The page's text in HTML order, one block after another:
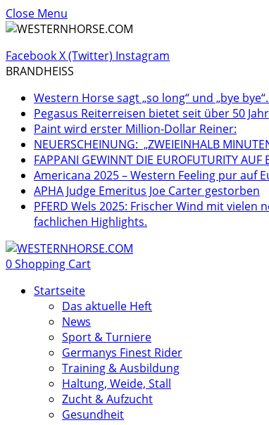
Close Menu
FacebookX (Twitter) Instagram
BRANDHEISS
Western Horse sagt „so long“ und „bye
Pegasus Reiterreisen bietet seit über 50
Paint wird erster Million-Dollar Reiner:
NEUERSCHEINUNG: „ZWEIEINHALB
FAPPANI GEWINNT DIE EUROFUTURITY AUF
Americana 2025 – Western Feeling pur auf
APHA Judge Emeritus Joe Carter gestorben
PFERD Wels 2025: Frischer Wind mit
fachlichen Highlights.
0Shopping Cart
Startseite
Das aktuelle Heft
News
Sport & Turniere
Germanys Finest Rider
Training & Ausbildung
Haltung, Weide, Stall
Zucht & Aufzucht
Gesundheit